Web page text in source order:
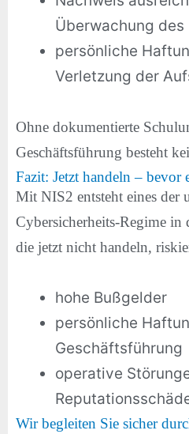
Überwachung
persönliche
Verletzung der
Ohne dokumentierte
Geschäftsführung besteht
Fazit: Jetzt handeln – bevor
Mit NIS2 entsteht eines der
Cybersicherheits-Regime in
die jetzt nicht handeln,
hohe Bußgelder
persönliche
Geschäftsführung
operative
Wir begleiten Sie sicher